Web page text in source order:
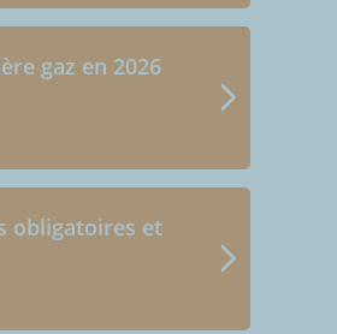
gaz en 2026
obligatoires et